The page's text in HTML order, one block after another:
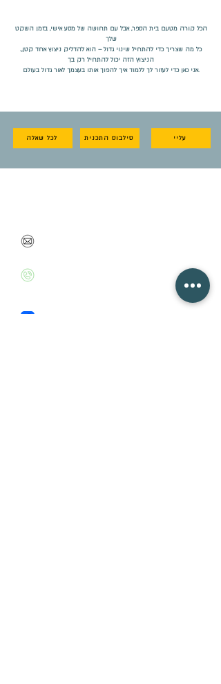
הכל קורה מטעם בית הספר, אבל עם תחושה של מסע אישי, בזמן השקט
שלך
.כל מה שצריך כדי להתחיל שינוי גדול – הוא להדליק ניצוץ אחד קטן,
הניצוץ הזה יכול להתחיל רק בך
אני כאן כדי לעזור לך ללמוד איך להפוך אותו בעצמך לאור גדול בעולם.
לכל שאלה סילבוס התכנית עליי